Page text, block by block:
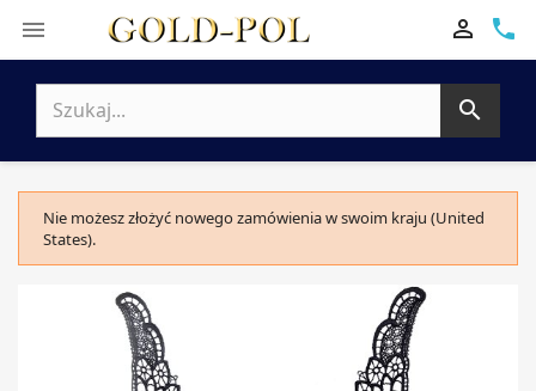
 phone


Nie możesz złożyć nowego zamówienia w swoim kraju (United
States).